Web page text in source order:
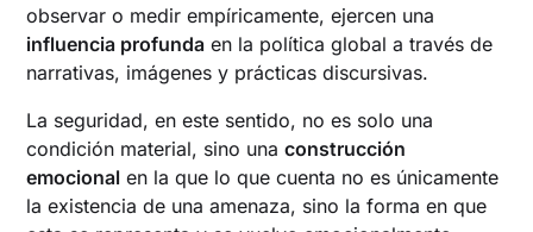
observar o medir empíricamente, ejercen una
influencia profunda en la política global a través de
narrativas, imágenes y prácticas discursivas.
La seguridad, en este sentido, no es solo una
condición material, sino unaconstrucción
emocional en la que lo que cuenta no es únicamente
la existencia de una amenaza, sino la forma en que